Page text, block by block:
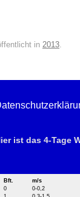
in 2013.
ist das 4-Tage
Bft. m/s
0
0-0,2